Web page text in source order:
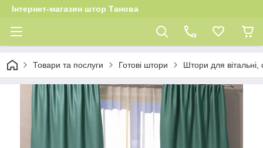
Інтернет-магазин штор Танова
Товари та послуги Готові штори Штори для вітальні,